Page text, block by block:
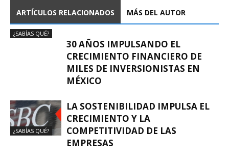
ARTÍCULOS RELACIONADOS MÁS DEL AUTOR
¿SABÍAS QUÉ?
30 AÑOS IMPULSANDO EL
CRECIMIENTO FINANCIERO DE
MILES DE INVERSIONISTAS EN
MÉXICO
¿SABÍAS QUÉ?
LA SOSTENIBILIDAD IMPULSA EL
CRECIMIENTO Y LA
COMPETITIVIDAD DE LAS
EMPRESAS